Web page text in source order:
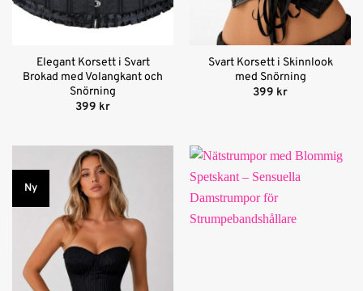
Elegant Korsett i Svart
Brokad med Volangkant och
Snörning
399 kr
Svart Korsett i Skinnlook
med Snörning
399 kr
Ny